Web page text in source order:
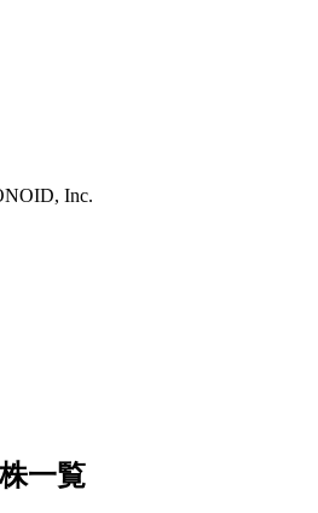
Inc.
一覧